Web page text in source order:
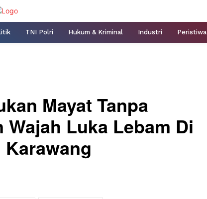
TNI Polri Hukum & Kriminal Industri Peristiwa
Mayat Tanpa
Wajah Luka Lebam Di